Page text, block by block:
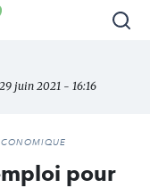
juin 2021 - 16:16
pour